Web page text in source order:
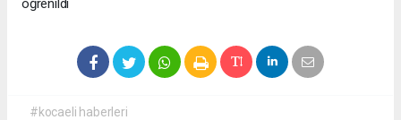
öğrenildi
#kocaeli haberleri